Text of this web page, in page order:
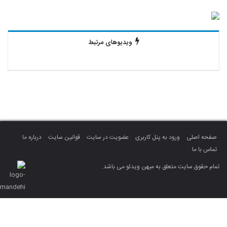
ویدیوهای مرتبط
صفحه اصلی ورود به پنل کاربری عضویت در سایت قوانین سایت
درباره ما
تماس با ما
تمام حقوق سایت متعلق به میهن ویدئو می باشد.